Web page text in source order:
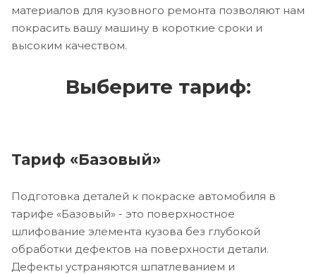
материалов для кузовного ремонта позволяют нам
покрасить вашу машину в короткие сроки и
высоким качеством.
Выберите тариф:
Тариф «Базовый»
Подготовка деталей к покраске автомобиля в
тарифе «Базовый» - это поверхностное
шлифование элемента кузова без глубокой
обработки дефектов на поверхности детали.
Дефекты устраняются шпатлеванием и